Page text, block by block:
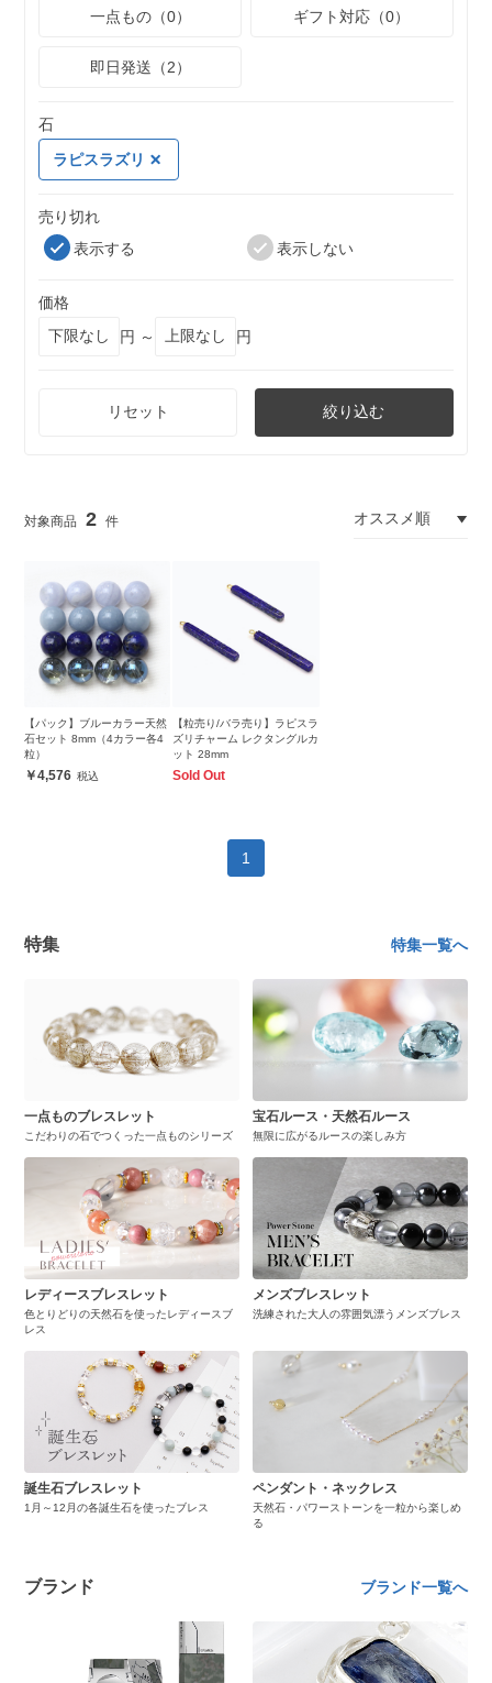
一点もの（0）
ギフト対応（0）
即日発送（2）
石
ラピスラズリ
売り切れ
表示する
表示しない
価格
円 ～
円
リセット 絞り込む
2
【パック】ブルーカラー天然
石セット 8mm（4カラー各4
粒）
4,576
【粒売り/バラ売り】ラピスラ
ズリチャーム レクタングルカ
ット 28mm
Sold Out
1
特集 特集一覧へ
一点ものブレスレット
こだわりの石でつくった一点ものシリーズ
宝石ルース・天然石ルース
無限に広がるルースの楽しみ方
レディースブレスレット
色とりどりの天然石を使ったレディースブ
レス
メンズブレスレット
洗練された大人の雰囲気漂うメンズブレス
誕生石ブレスレット
1月～12月の各誕生石を使ったブレス
ペンダント・ネックレス
天然石・パワーストーンを一粒から楽しめ
る
ブランド ブランド一覧へ